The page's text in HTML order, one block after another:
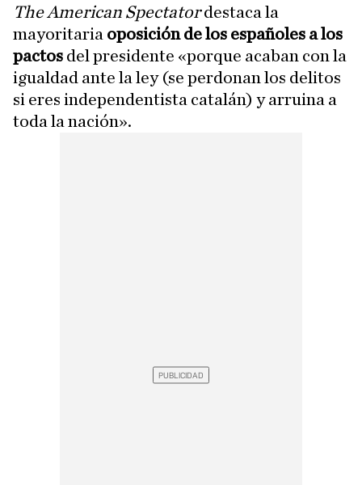
The American Spectatordestaca la
mayoritaria oposición de los españoles a los
pactos del presidente «porque acaban con la
igualdad ante la ley (se perdonan los delitos
si eres independentista catalán) y arruina a
toda la nación».